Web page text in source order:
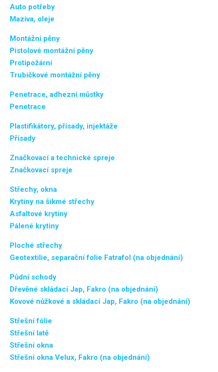
Auto potřeby
Maziva, oleje
Montážní pěny
Pistolové montážní pěny
Protipožární
Trubičkové montážní pěny
Penetrace, adhezní můstky
Penetrace
Plastifikátory, přísady, injektáže
Přísady
Značkovací a technické spreje
Značkovací spreje
Střechy, okna
Krytiny na šikmé střechy
Asfaltové krytiny
Pálené krytiny
Ploché střechy
Geotextilie, separační folie Fatrafol (na objednání)
Půdní schody
Dřevěné skládací Jap, Fakro (na objednání)
Kovové nůžkové a skládací Jap, Fakro (na objednání)
Střešní fólie
Střešní latě
Střešní okna
Střešní okna Velux, Fakro (na objednání)